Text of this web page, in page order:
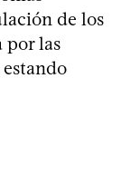
de los
por las